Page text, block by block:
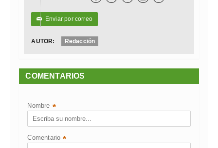
✉ Enviar por correo
AUTOR: Redacción
COMENTARIOS
Nombre *
Comentario *